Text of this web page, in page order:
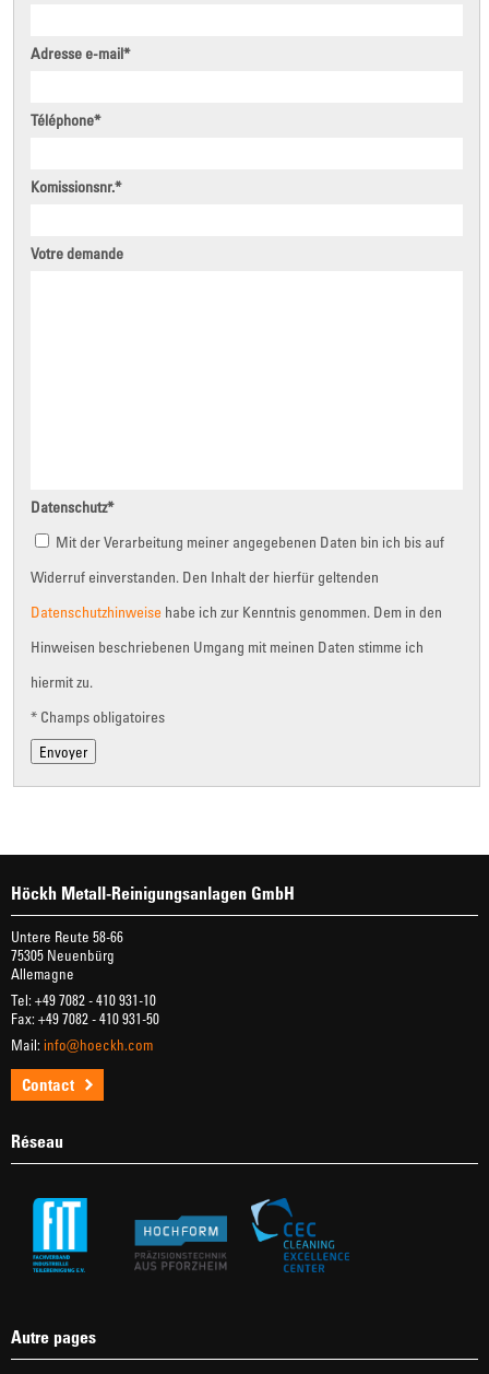
Adresse e-mail*
Téléphone*
Komissionsnr.*
Votre demande
Datenschutz*
Mit der Verarbeitung meiner angegebenen Daten bin ich bis auf
Widerruf einverstanden. Den Inhalt der hierfür geltenden
Datenschutzhinweise habe ich zur Kenntnis genommen. Dem in den
Hinweisen beschriebenen Umgang mit meinen Daten stimme ich
hiermit zu.
* Champs obligatoires
Höckh Metall-Reinigungsanlagen GmbH
Untere Reute 58-66
75305 Neuenbürg
Allemagne
Tel: +49 7082 - 410 931-10
Fax: +49 7082 - 410 931-50
Mail: info@hoeckh.com
Contact
Réseau
Autre pages